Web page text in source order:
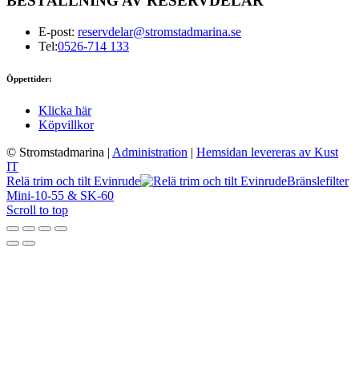
E-post: reservdelar@stromstadmarina.se
Tel:0526-714 133
Öppettider:
Klicka här
Köpvillkor
© Stromstadmarina | Administration | Hemsidan levereras av Kust
IT
Relä trim och tilt Evinrude
Bränslefilter
Mini-10-55 & SK-60
Scroll to top